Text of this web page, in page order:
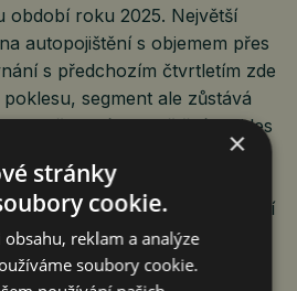
období roku 2025. Největší
autopojištění s objemem přes
s předchozím čtvrtletím zde
segment ale zůstává
neživotního pojištění. Pokles
neživotní pojištění, zatímco
mezikvartálně rostlo, což
domácností o zahraniční
turistické sezóny.
dosáhlo objemu 1,63
×
stránky
cookie.
obsahu, reklam a analýze
soubory cookie.